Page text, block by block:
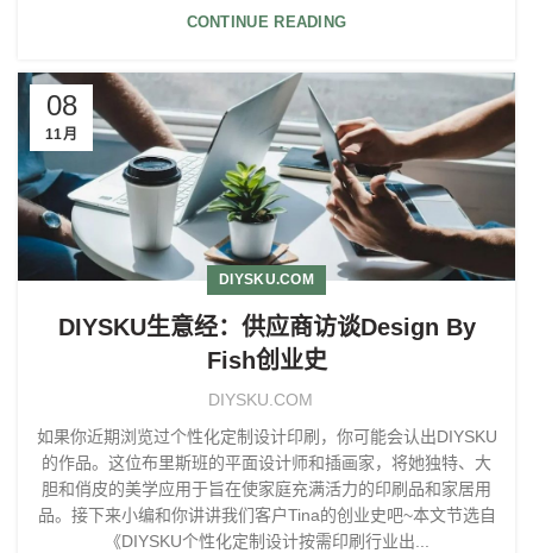
CONTINUE READING
08
11月
DIYSKU.COM
DIYSKU生意经：供应商访谈Design By
Fish创业史
DIYSKU.COM
如果你近期浏览过个性化定制设计印刷，你可能会认出DIYSKU
的作品。这位布里斯班的平面设计师和插画家，将她独特、大
胆和俏皮的美学应用于旨在使家庭充满活力的印刷品和家居用
品。接下来小编和你讲讲我们客户Tina的创业史吧~本文节选自
《DIYSKU个性化定制设计按需印刷行业出...